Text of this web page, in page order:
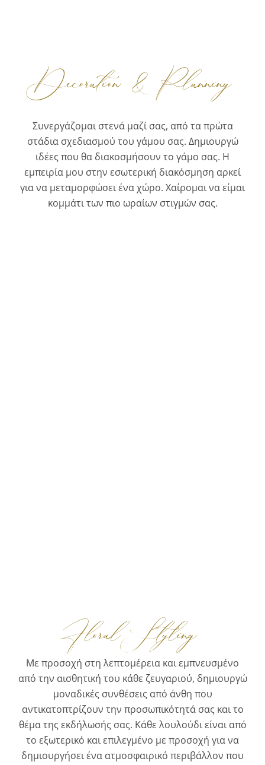
Decoration &Planning
Συνεργάζομαι στενά μαζί σας, από τα πρώτα
στάδια σχεδιασμού του γάμου σας. Δημιουργώ
ιδέες που θα διακοσμήσουν το γάμο σας. Η
εμπειρία μου στην εσωτερική διακόσμηση αρκεί
για να μεταμορφώσει ένα χώρο. Χαίρομαι να είμαι
κομμάτι των πιο ωραίων στιγμών σας.
Floral Styling
Με προσοχή στη λεπτομέρεια και εμπνευσμένο
από την αισθητική του κάθε ζευγαριού, δημιουργώ
μοναδικές συνθέσεις από άνθη που
αντικατοπτρίζουν την προσωπικότητά σας και το
θέμα της εκδήλωσής σας. Κάθε λουλούδι είναι από
το εξωτερικό και επιλεγμένο με προσοχή για να
δημιουργήσει ένα ατμοσφαιρικό περιβάλλον που